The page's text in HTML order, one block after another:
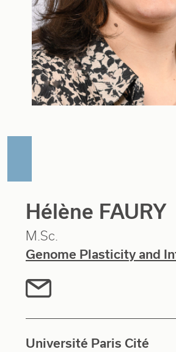
Hélène FAURY
M.Sc.
Genome Plasticity and
Université Paris Cité